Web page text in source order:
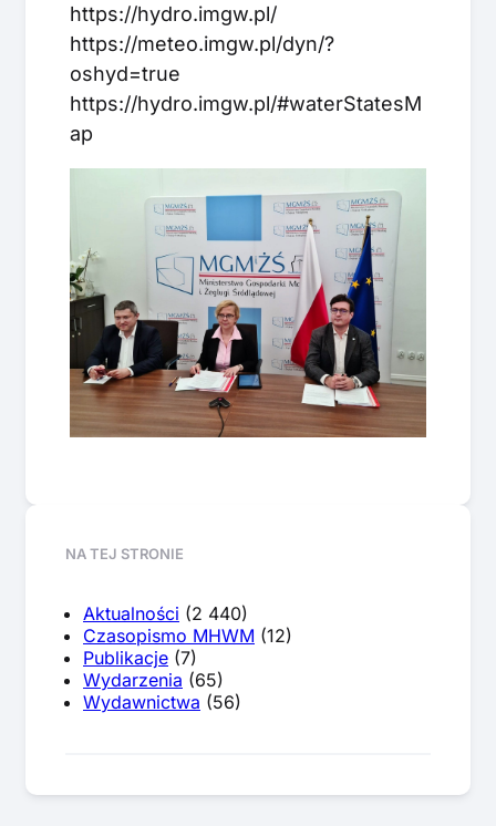
https://hydro.imgw.pl/
https://meteo.imgw.pl/dyn/?
oshyd=true
https://hydro.imgw.pl/#waterStatesM
ap
NA TEJ STRONIE
Aktualności (2 440)
Czasopismo MHWM (12)
Publikacje (7)
Wydarzenia (65)
Wydawnictwa (56)